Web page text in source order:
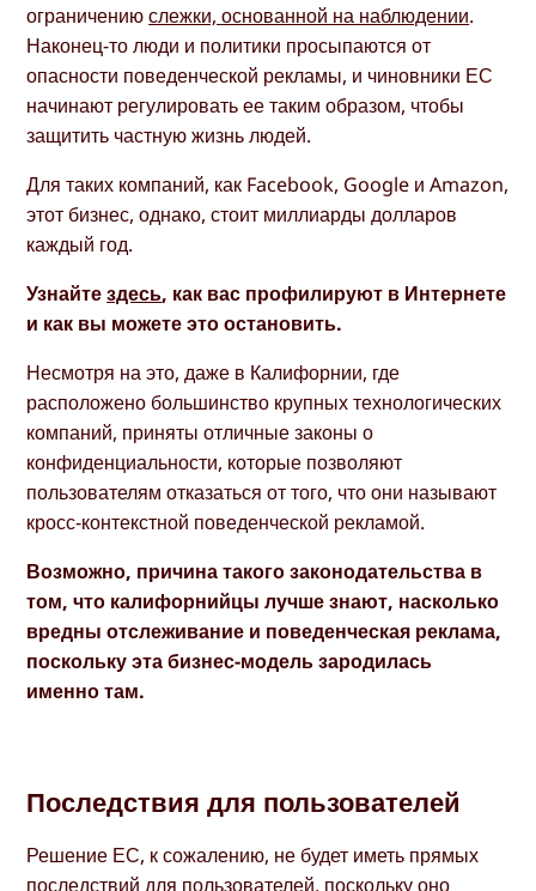
ограничениюслежки, основанной на наблюдении.
Наконец-то люди и политики просыпаются от
опасности поведенческой рекламы, и чиновники ЕС
начинают регулировать ее таким образом, чтобы
защитить частную жизнь людей.
Для таких компаний, как Facebook, Google и Amazon,
этот бизнес, однако, стоит миллиарды долларов
каждый год.
Узнайтездесь, как вас профилируют в Интернете
и как вы можете это остановить.
Несмотря на это, даже в Калифорнии, где
расположено большинство крупных технологических
компаний, приняты отличные законы о
конфиденциальности, которые позволяют
пользователям отказаться от того, что они называют
кросс-контекстной поведенческой рекламой.
Возможно, причина такого законодательства в
том, что калифорнийцы лучше знают, насколько
вредны отслеживание и поведенческая реклама,
поскольку эта бизнес-модель зародилась
именно там.
Последствия для пользователей
Решение ЕС, к сожалению, не будет иметь прямых
последствий для пользователей, поскольку оно